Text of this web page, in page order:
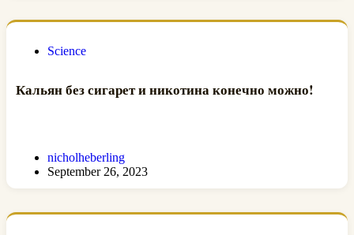
Science
Кальян без сигарет и никотина конечно можно!
nicholheberling
September 26, 2023